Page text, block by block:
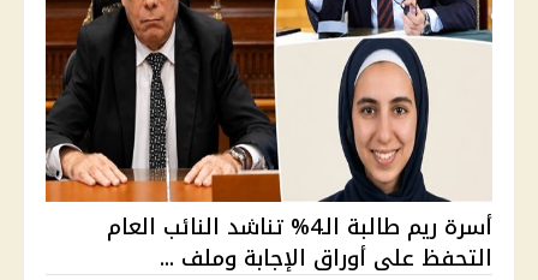
أسرة ريم طالبة الـ4% تناشد النائب العام
التحفظ على أوراق الإجابة وملف ...